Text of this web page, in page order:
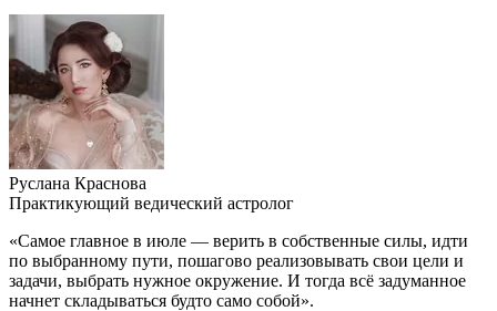
Руслана Краснова
Практикующий ведический астролог
«Самое главное в июле — верить в собственные силы, идти
по выбранному пути, пошагово реализовывать свои цели и
задачи, выбрать нужное окружение. И тогда всё задуманное
начнет складываться будто само собой».